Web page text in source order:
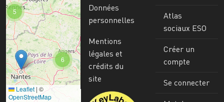
6
5
Leaflet | ©
OpenStreetMap
Données
personnelles
Mentions
légales et
crédits du
site
Image
Atlas
sociaux ESO
Créer un
compte
Se connecter